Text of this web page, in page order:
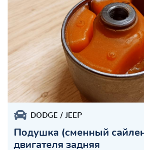
DODGE JEEP
Подушка (сменный
двигателя задняя